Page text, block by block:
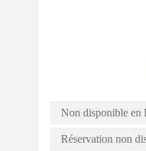
Non disponible en
Réservation non